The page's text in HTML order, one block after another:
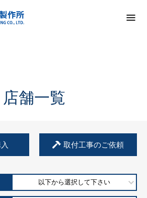
報
店舗一覧
取付工事のご依頼
以下から選択して下さい